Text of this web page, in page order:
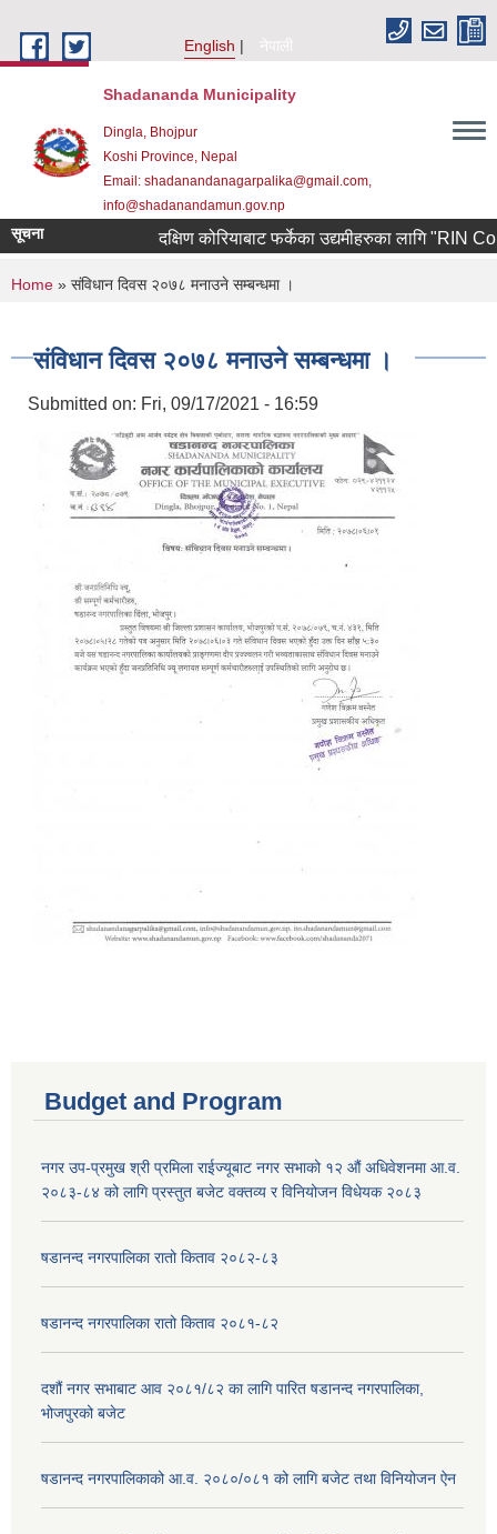
English
नेपाली
Shadananda Municipality
Dingla, Bhojpur
Koshi Province, Nepal
Email: shadanandanagarpalika@gmail.com,
info@shadanandamun.gov.np
सूचना दक्षिण कोरियाबाट फर्केका उद्यमीहरुका लागि "RIN
You are here
Home » संविधान दिवस २०७८ मनाउने सम्बन्धमा ।
संविधान दिवस २०७८ मनाउने सम्बन्धमा ।
Submitted on: Fri, 09/17/2021 - 16:59
Budget and Program
नगर उप-प्रमुख श्री प्रमिला राईज्यूबाट नगर सभाको १२ ‍औं अधिवेशनमा आ.व.
२०८३-८४ को लागि प्रस्तुत बजेट वक्तव्य र विनियोजन विधेयक २०८३
षडानन्द नगरपालिका रातो किताव २०८२-८३
षडानन्द नगरपालिका रातो किताव २०८१-८२
दशौं नगर सभाबाट आव २०८१/८२ का लागि पारित षडानन्द नगरपालिका,
भोजपुरको बजेट
षडानन्द नगरपालिकाको आ.व. २०८०/०८१ को लागि बजेट तथा विनियोजन ऐन